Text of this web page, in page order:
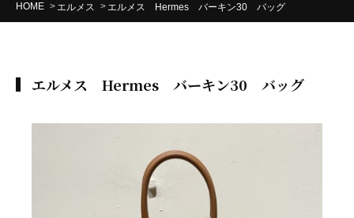
HOME エルメス エルメス Hermes バーキン30 バッグ
エルメス Hermes バーキン30 バッグ